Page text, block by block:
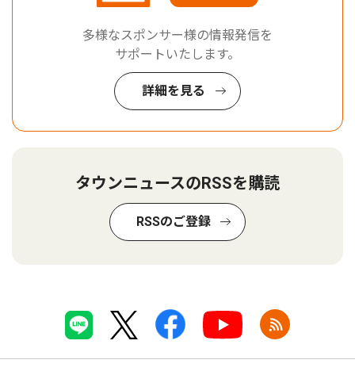
多様なスポンサー様の情報発信を
サポートいたします。
詳細を見る
タウンニュースのRSSを購読
RSSのご登録